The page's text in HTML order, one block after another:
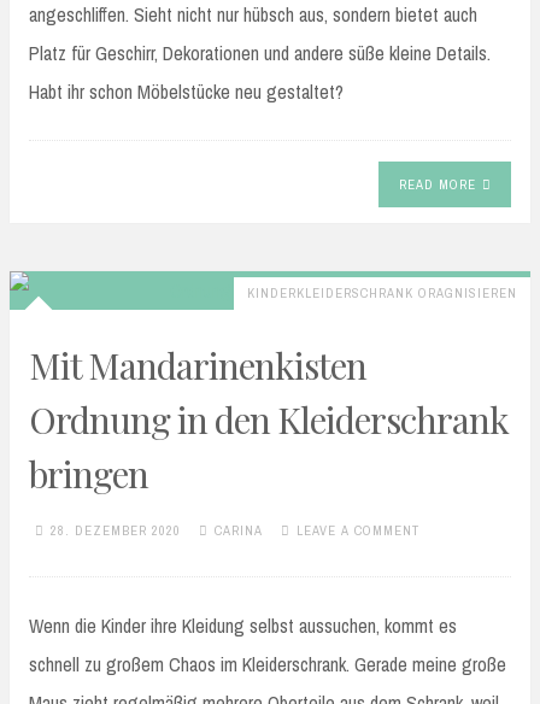
angeschliffen. Sieht nicht nur hübsch aus, sondern bietet auch
Platz für Geschirr, Dekorationen und andere süße kleine Details.
Habt ihr schon Möbelstücke neu gestaltet?
READ MORE
KINDERKLEIDERSCHRANK ORAGNISIEREN
Mit Mandarinenkisten
Ordnung in den Kleiderschrank
bringen
28. DEZEMBER 2020 CARINA LEAVE A COMMENT
Wenn die Kinder ihre Kleidung selbst aussuchen, kommt es
schnell zu großem Chaos im Kleiderschrank. Gerade meine große